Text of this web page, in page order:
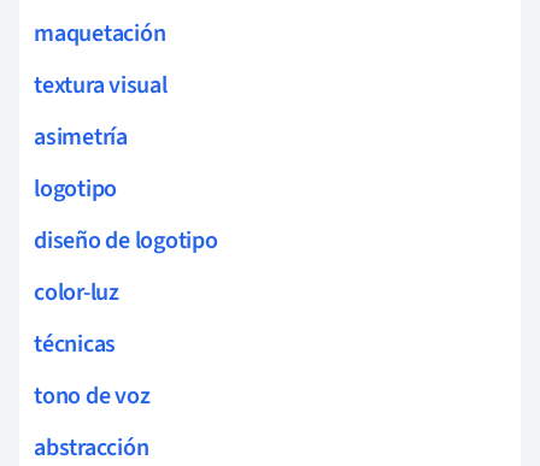
maquetación
textura visual
asimetría
logotipo
diseño de logotipo
color-luz
técnicas
tono de voz
abstracción